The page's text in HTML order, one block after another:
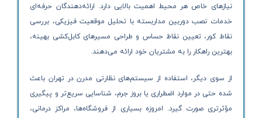
نیازهای خاص هر محیط اهمیت بالایی دارد. ارائه‌دهندگان حرفه‌ای
خدمات نصب دوربین مداربسته با تحلیل موقعیت فیزیکی، بررسی
نقاط کور، تعیین نقاط حساس و طراحی مسیرهای کابل‌کشی بهینه،
بهترین راهکار را به مشتریان خود ارائه می‌دهند.
از سوی دیگر، استفاده از سیستم‌های نظارتی مدرن در تهران باعث
شده حتی در موارد اضطراری یا بروز جرم، شناسایی سریع‌تر و پیگیری
مؤثرتری صورت گیرد. امروزه بسیاری از فروشگاه‌ها، مراکز درمانی،